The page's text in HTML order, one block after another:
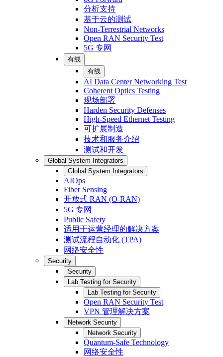
分析支持
基于云的测试
Non-Terrestrial Networks
Open RAN Security Test
5G 专网
有线
有线
AI Data Center Networking Test
Coherent Optics Testing
现场部署
Harden Security Defenses
High-Speed Ethernet Testing
可扩展制造
技术和服务介绍
测试和开发
Global System Integrators
Global System Integrators
AIOps
Fiber Sensing
开放式 RAN (O-RAN)
5G 专网
Public Safety
适用于运营经理的解决方案
测试流程自动化 (TPA)
网络安全性
Security
Security
Lab Testing for Security
Lab Testing for Security
Open RAN Security Test
VPN 管理解决方案
Network Security
Network Security
Quantum-Safe Technology
网络安全性